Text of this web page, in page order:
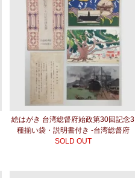
絵はがき 台湾総督府始政第30回記念3
種揃い袋・説明書付き -台湾総督府
SOLD OUT